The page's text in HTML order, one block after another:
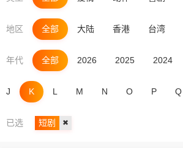
地区 全部 大陆 香港 台湾
年代 全部 2026 2025 2024
J K L M N O P Q
已选 短剧